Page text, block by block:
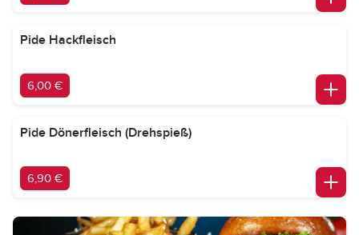
Pide Hackfleisch
6,00 €
Pide Dönerfleisch (Drehspieß)
6,90 €